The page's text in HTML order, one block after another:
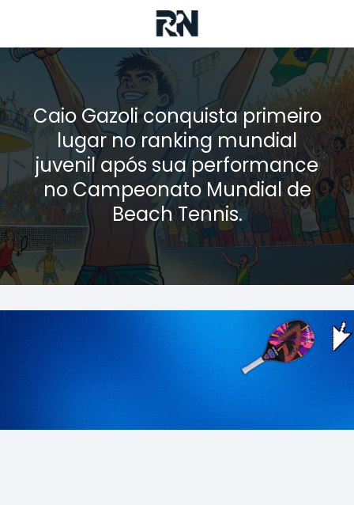
Caio Gazoli conquista primeiro
lugar no ranking mundial
juvenil após sua performance
no Campeonato Mundial de
Beach Tennis.